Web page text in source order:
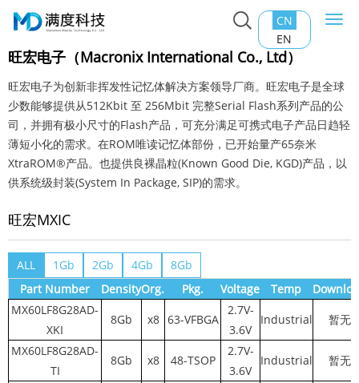
CN
EN
主页>产品中心>NAND FLASH
旺宏电子（Macronix International Co., Ltd）
旺宏电子为创新非挥发性记忆体解决方案领导厂商。旺宏电子是全球
少数能够提供从512Kbit 至 256Mbit 完整Serial Flash系列产品的公
司，并拥有极小尺寸的Flash产品，可充分满足可携式电子产品日趋轻
薄短小化的需求。在ROM唯读记忆体部份，已开始量产65奈米
XtraROM®产品。也提供良裸晶粒(Known Good Die, KGD)产品，以
供系统级封装(System In Package, SIP)的需求。
旺宏MXIC
ALL 1Gb 2Gb 4Gb
8Gb
Part Number
DensityOrg. Pkg. Voltage Temp
MX60LF8G28AD-
XKI
8Gb x8 63-VFBGA
2.7V-
3.6V
Industrial 暂无
MX60LF8G28AD-
TI
8Gb x8 48-TSOP
2.7V-
3.6V
Industrial 暂无